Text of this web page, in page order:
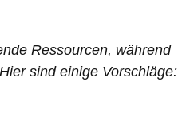
Ressourcen, während
sind einige Vorschläge: